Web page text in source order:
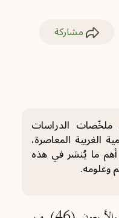
مشاركة
ملخّصات الدراسات
الغربية المعاصرة،
ما يُنشر في هذه
وعلومه.